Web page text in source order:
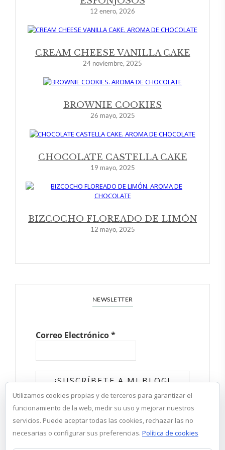
12 enero, 2026
CREAM CHEESE VANILLA CAKE
24 noviembre, 2025
BROWNIE COOKIES
26 mayo, 2025
CHOCOLATE CASTELLA CAKE
19 mayo, 2025
BIZCOCHO FLOREADO DE LIMÓN
12 mayo, 2025
NEWSLETTER
Correo Electrónico*
✓ He leído y acepto la política de
privacidad
Utilizamos cookies propias y de terceros para garantizar el
funcionamiento de la web, medir su uso y mejorar nuestros
servicios. Puede aceptar todas las cookies, rechazar las no
necesarias o configurar sus preferencias. Política de cookies